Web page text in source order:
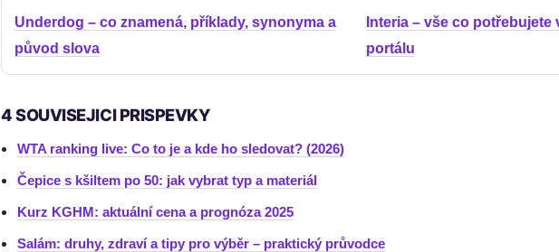
Underdog – co znamená, příklady, synonyma a
původ slova
Interia – vše co potřebujete
portálu
4 SOUVISEJICI PRISPEVKY
WTA ranking live: Co to je a kde ho sledovat? (2026)
Čepice s kšiltem po 50: jak vybrat typ a materiál
Kurz KGHM: aktuální cena a prognóza 2025
Salám: druhy, zdraví a tipy pro výběr – praktický průvodce